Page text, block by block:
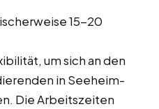
15-20
um sich an den
in Seeheim-
Die Arbeitszeiten